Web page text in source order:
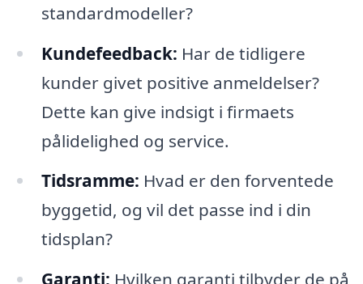
standardmodeller?
Kundefeedback: Har de tidligere
kunder givet positive anmeldelser?
Dette kan give indsigt i firmaets
pålidelighed og service.
Tidsramme: Hvad er den forventede
byggetid, og vil det passe ind i din
tidsplan?
Garanti: Hvilken garanti tilbyder de på